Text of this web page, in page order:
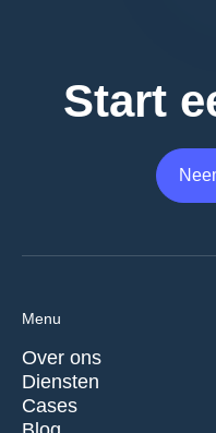
Start
Menu
Over ons
Diensten
Cases